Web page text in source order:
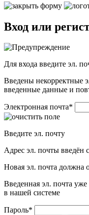
Вход или
Для входа введите эл.
Введены некорректные
введенные данные и
Электронная почта*
Введите эл. почту
Адрес эл. почты введён
Новая эл. почта должна
Введенная эл. почта уже
в нашей системе
Пароль*